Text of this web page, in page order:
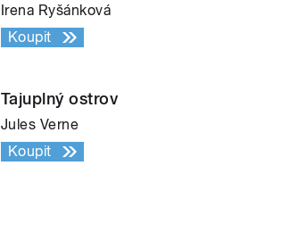
Irena Ryšánková
Koupit
Tajuplný ostrov
Jules Verne
Koupit